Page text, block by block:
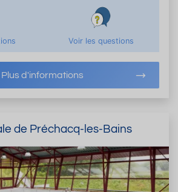
Voir les questions
Plus d'informations
de Préchacq-les-Bains